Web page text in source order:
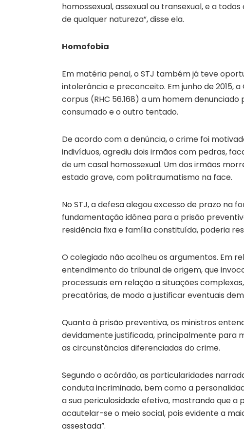
homossexual, assexual ou transexual, e a
de qualquer natureza”, disse ela.
Homofobia
Em matéria penal, o STJ também já teve
intolerância e preconceito. Em junho de 2015,
corpus (RHC 56.168) a um homem
consumado e o outro tentado.
De acordo com a denúncia, o crime foi
indivíduos, agrediu dois irmãos com pedras,
de um casal homossexual. Um dos irmãos
estado grave, com politraumatismo na face.
No STJ, a defesa alegou excesso de prazo na
fundamentação idônea para a prisão
residência fixa e família constituída, poderia
O colegiado não acolheu os argumentos. Em
entendimento do tribunal de origem, que
processuais em relação a situações
precatórias, de modo a justificar eventuais
Quanto à prisão preventiva, os ministros
devidamente justificada, principalmente para
as circunstâncias diferenciadas do crime.
Segundo o acórdão, as particularidades
conduta incriminada, bem como a
a sua periculosidade efetiva, mostrando que a
acautelar-se o meio social, pois evidente a
assestada”.